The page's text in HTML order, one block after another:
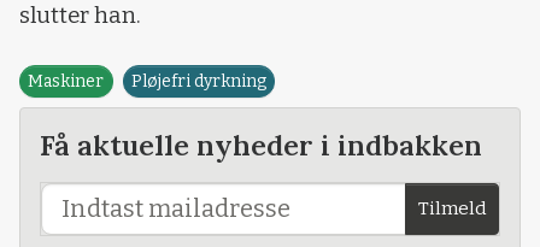
slutter han.
Maskiner Pløjefri dyrkning
Få aktuelle nyheder i indbakken
Tilmeld